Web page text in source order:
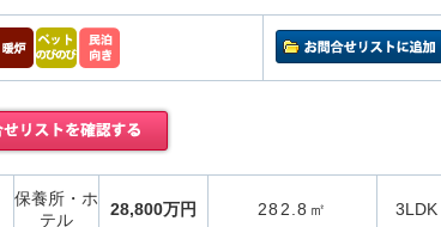
保養所・ホ
テル
28,800万円 282.8㎡ 3LDK